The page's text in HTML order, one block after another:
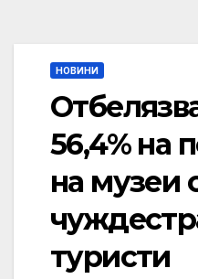
НОВИНИ
56,4% на
на музеи
туристи